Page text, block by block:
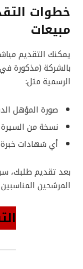
خطوات
مبيعات
يمكنك التقديم
بالشركة (مذكورة
الرسمية مثل:
صورة المؤهل
نسخة من السيرة
أي شهادات
بعد تقديم طلبك،
المرشحين